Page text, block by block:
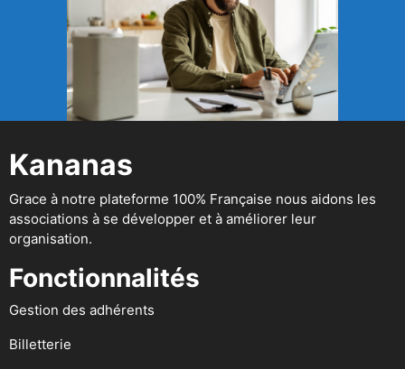
Kananas
Grace à notre plateforme 100% Française nous aidons les
associations à se développer et à améliorer leur
organisation.
Fonctionnalités
Gestion des adhérents
Billetterie